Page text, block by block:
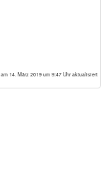
14. März 2019 um 9:47 Uhr aktualisiert